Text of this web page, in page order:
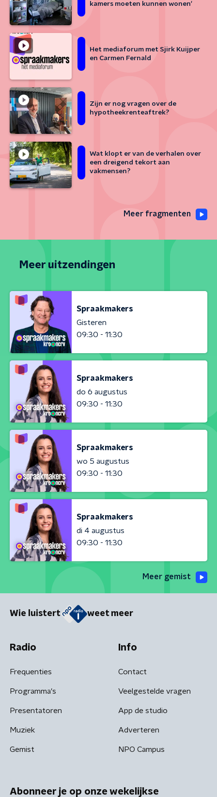
kamers moeten kunnen wonen'
Het mediaforum met Sjirk Kuijper
en Carmen Fernald
Zijn er nog vragen over de
hypotheekrenteaftrek?
Wat klopt er van de verhalen over
een dreigend tekort aan
vakmensen?
Meer fragmenten
Meer uitzendingen
Spraakmakers
Gisteren
09:30 - 11:30
Spraakmakers
do 6 augustus
09:30 - 11:30
Spraakmakers
wo 5 augustus
09:30 - 11:30
Spraakmakers
di 4 augustus
09:30 - 11:30
Meer gemist
Wie luistert weet meer
Radio
Frequenties
Programma's
Presentatoren
Muziek
Gemist
Info
Contact
Veelgestelde vragen
App de studio
Adverteren
NPO Campus
Abonneer je op onze wekelijkse